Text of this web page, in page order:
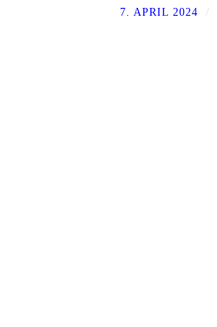
7. APRIL 2024